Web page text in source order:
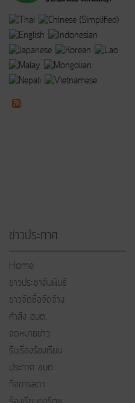
ข่าวประกาศ
Home
ข่าวประชาสัมพันธ์
ข่าวจัดซื้อจัดจ้าง
คำสั่ง อบต.
จดหมายข่าว
รับเรื่องร้องเรียน
ประกาศ อบต.
กิจการสภา